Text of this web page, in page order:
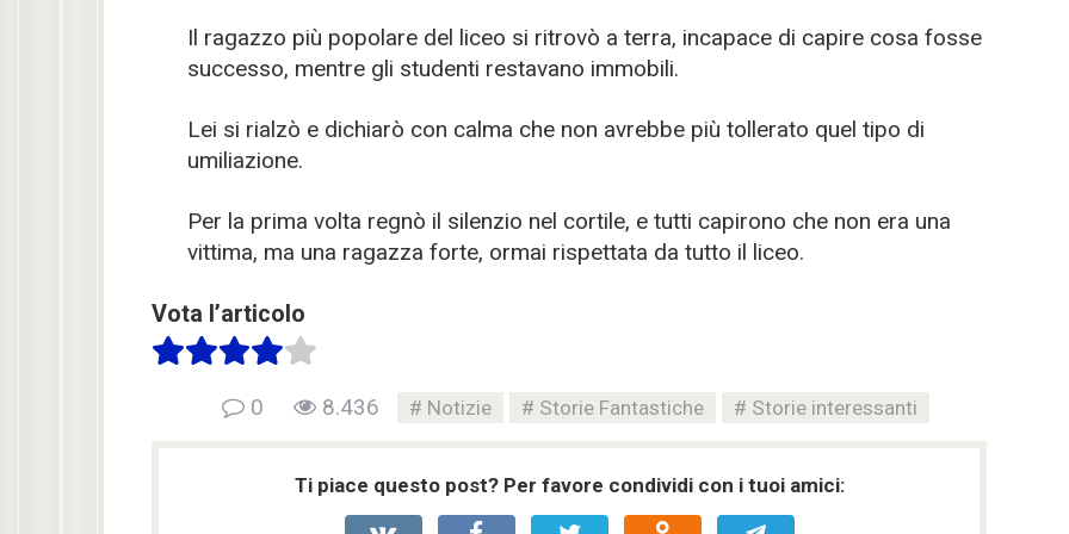
Il ragazzo più popolare del liceo si ritrovò a terra, incapace di capire cosa fosse
successo, mentre gli studenti restavano immobili.
Lei si rialzò e dichiarò con calma che non avrebbe più tollerato quel tipo di
umiliazione.
Per la prima volta regnò il silenzio nel cortile, e tutti capirono che non era una
vittima, ma una ragazza forte, ormai rispettata da tutto il liceo.
Vota l’articolo
0 8.436 Notizie Storie Fantastiche Storie interessanti
Ti piace questo post? Per favore condividi con i tuoi amici: